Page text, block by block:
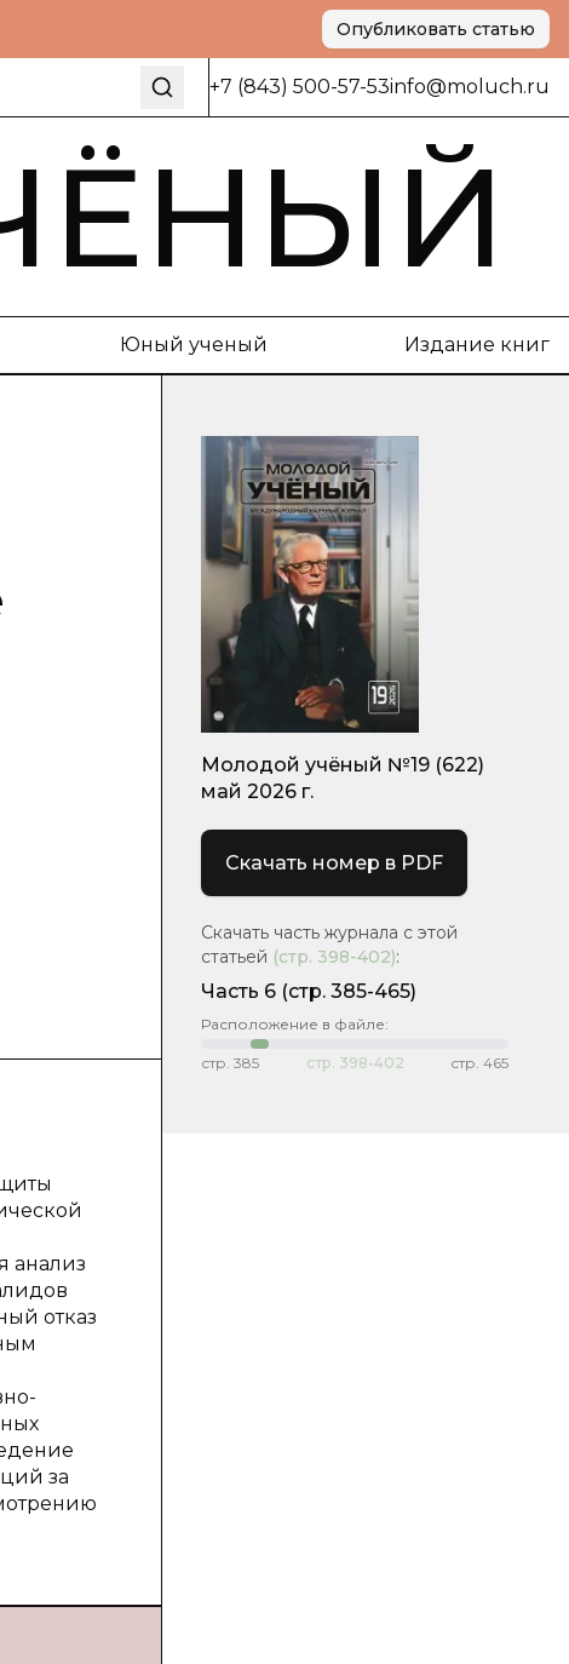
Опубликовать статью
+7 (843) 500-57-53info@moluch.ru
Юный ученый Издание книг
анализ
отказ
за
Молодой учёный №19 (622)
май 2026 г.
Скачать номер в PDF
Скачать часть журнала с этой
статьей (стр. 398-402):
Часть 6 (стр. 385-465)
Расположение в файле:
стр. 385 стр. 398-402 стр. 465